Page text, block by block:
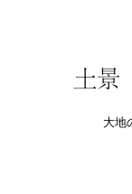
土景
大地